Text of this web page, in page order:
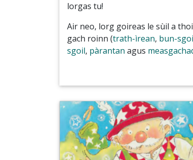
lorgas tu!
Air neo, lorg goireas le sùil a
gach roinn (trath-ìrean, bun-
sgoil, pàrantan agus